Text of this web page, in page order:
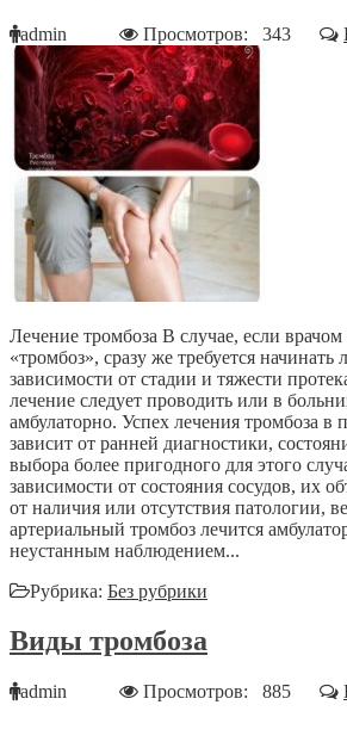
admin Просмотров: 343
Лечение тромбоза В случае, если врачом
«тромбоз», сразу же требуется начинать
зависимости от стадии и тяжести
лечение следует проводить или в
амбулаторно. Успех лечения тромбоза в
зависит от ранней диагностики,
выбора более пригодного для этого
зависимости от состояния сосудов, их
от наличия или отсутствия патологии,
артериальный тромбоз лечится
неустанным наблюдением...
Рубрика: Без рубрики
Виды тромбоза
admin Просмотров: 885